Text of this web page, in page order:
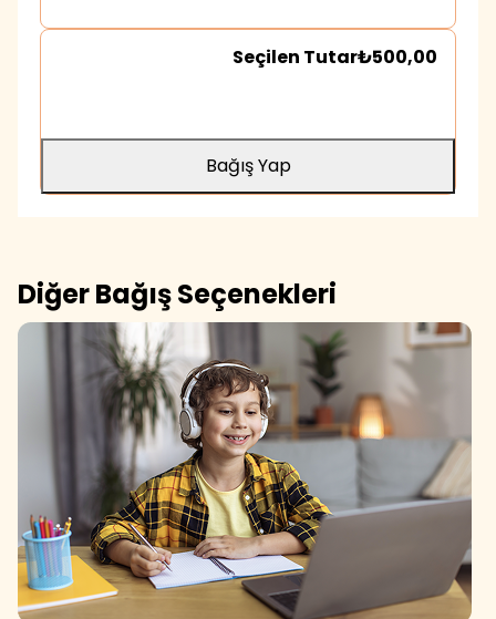
Seçilen Tutar₺500,00
Bağış Yap
Diğer Bağış Seçenekleri